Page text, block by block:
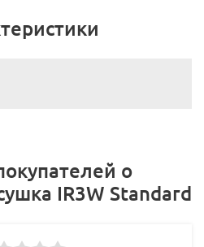
о
IR3W Standard